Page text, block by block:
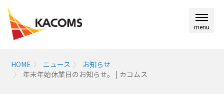
menu
HOME ニュース
お知らせ
年末年始休業日のお知らせ。 | カコムス